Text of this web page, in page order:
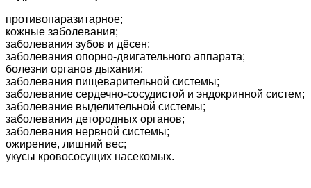
противопаразитарное;
кожные заболевания;
заболевания зубов и дёсен;
заболевания опорно-двигательного аппарата;
болезни органов дыхания;
заболевания пищеварительной системы;
заболевание сердечно-сосудистой и эндокринной систем;
заболевание выделительной системы;
заболевания детородных органов;
заболевания нервной системы;
ожирение, лишний вес;
укусы кровососущих насекомых.